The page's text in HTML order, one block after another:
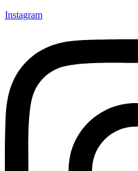
Instagram